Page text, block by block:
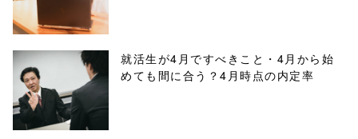
line10
/1131419"
onclick="windo
w.open(this.hre
就活生が4月ですべきこと・4月から始
めても間に合う？4月時点の内定率